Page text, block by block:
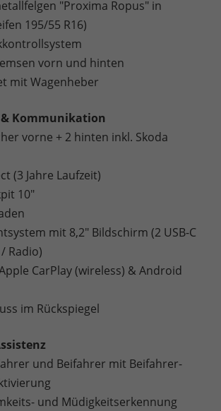
"Proxima Ropus" in
195/55 R16)
vorn und hinten
mit Wagenheber
Kommunikation
vorne + 2 hinten inkl. Skoda
(3 Jahre Laufzeit)
10"
mit 8,2" Bildschirm (2 USB-C
Radio)
CarPlay (wireless) & Android
im Rückspiegel
und Beifahrer mit Beifahrer-
und Müdigkeitserkennung